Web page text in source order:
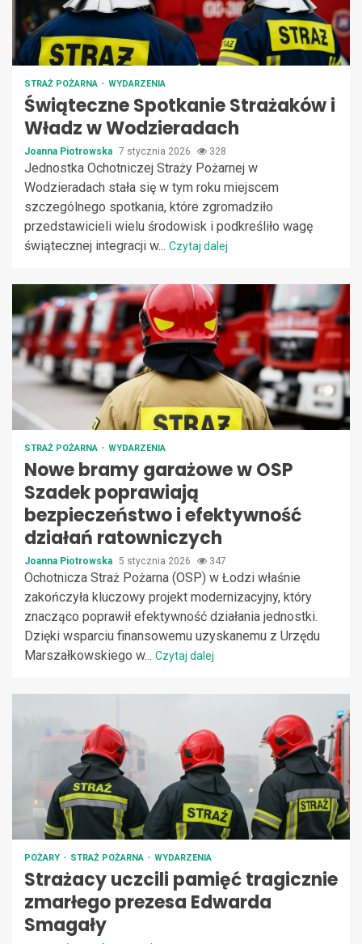
STRAŻ POŻARNA WYDARZENIA
Świąteczne Spotkanie Strażaków i
Władz w Wodzieradach
Joanna Piotrowska 7 stycznia 2026 328
Jednostka Ochotniczej Straży Pożarnej w
Wodzieradach stała się w tym roku miejscem
szczególnego spotkania, które zgromadziło
przedstawicieli wielu środowisk i podkreśliło wagę
świątecznej integracji w... Czytaj dalej
STRAŻ POŻARNA WYDARZENIA
Nowe bramy garażowe w OSP
Szadek poprawiają
bezpieczeństwo i efektywność
działań ratowniczych
Joanna Piotrowska 5 stycznia 2026 347
Ochotnicza Straż Pożarna (OSP) w Łodzi właśnie
zakończyła kluczowy projekt modernizacyjny, który
znacząco poprawił efektywność działania jednostki.
Dzięki wsparciu finansowemu uzyskanemu z Urzędu
Marszałkowskiego w... Czytaj dalej
POŻARY STRAŻ POŻARNA WYDARZENIA
Strażacy uczcili pamięć tragicznie
zmarłego prezesa Edwarda
Smagały